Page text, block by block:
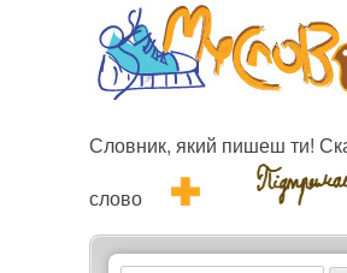
Словник, який пишеш ти!
слово